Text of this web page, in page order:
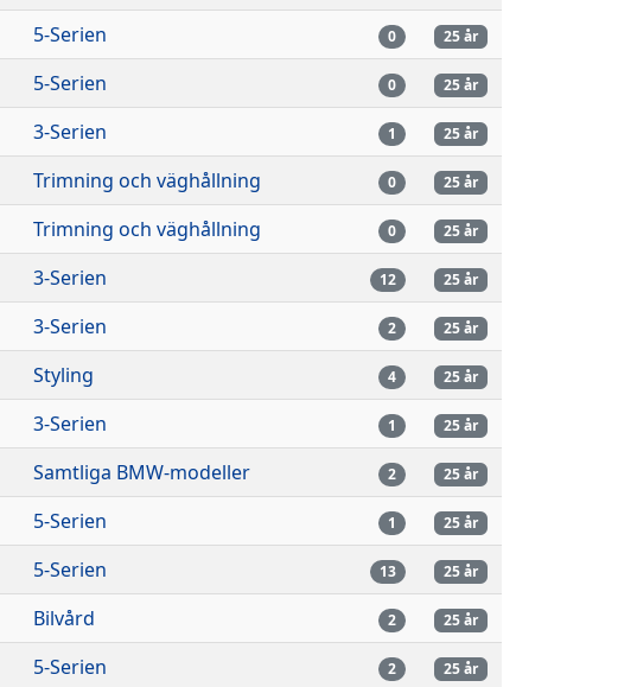
5-Serien 0 25 år
5-Serien 0 25 år
3-Serien 1 25 år
Trimning och väghållning 0 25 år
Trimning och väghållning 0 25 år
3-Serien 12 25 år
3-Serien 2 25 år
Styling 4 25 år
3-Serien 1 25 år
Samtliga BMW-modeller 2 25 år
5-Serien 1 25 år
5-Serien 13 25 år
Bilvård 2 25 år
5-Serien 2 25 år